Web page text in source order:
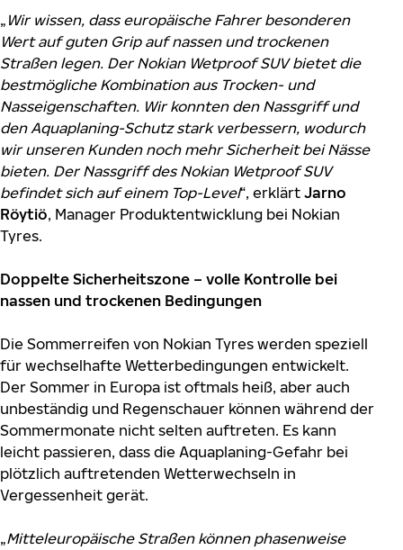
„ Wir wissen, dass europäische Fahrer besonderen
Wert auf guten Grip auf nassen und trockenen
Straßen legen. Der Nokian Wetproof SUV bietet die
bestmögliche Kombination aus Trocken- und
Nasseigenschaften. Wir konnten den Nassgriff und
den Aquaplaning-Schutz stark verbessern, wodurch
wir unseren Kunden noch mehr Sicherheit bei Nässe
bieten. Der Nassgriff des Nokian Wetproof SUV
befindet sich auf einem Top-Level“, erklärt Jarno
Röytiö, Manager Produktentwicklung bei Nokian
Tyres.
Doppelte Sicherheitszone – volle Kontrolle bei
nassen und trockenen Bedingungen
Die Sommerreifen von Nokian Tyres werden speziell
für wechselhafte Wetterbedingungen entwickelt.
Der Sommer in Europa ist oftmals heiß, aber auch
unbeständig und Regenschauer können während der
Sommermonate nicht selten auftreten. Es kann
leicht passieren, dass die Aquaplaning-Gefahr bei
plötzlich auftretenden Wetterwechseln in
Vergessenheit gerät.
„Mitteleuropäische Straßen können phasenweise